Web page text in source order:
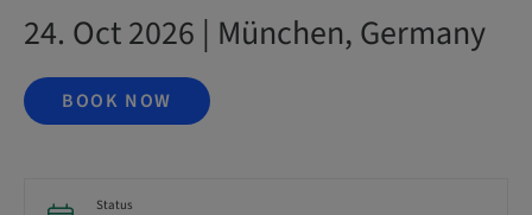
24. Oct 2026 | München, Germany
BOOK NOW
Status